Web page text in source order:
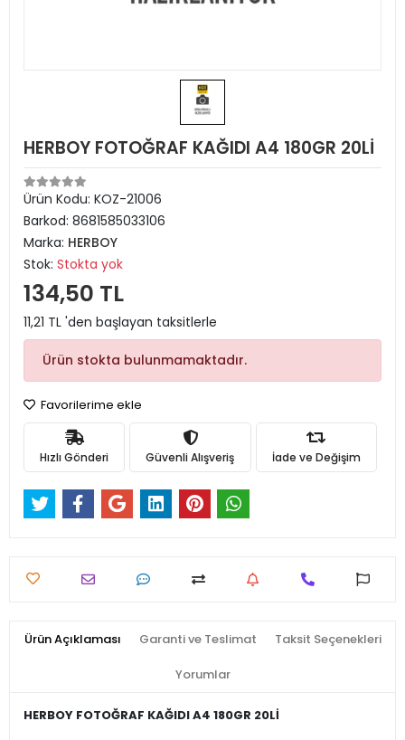
HERBOY FOTOĞRAF KAĞIDI A4 180GR 20Lİ
Ürün Kodu: KOZ-21006
Barkod: 8681585033106
Marka: HERBOY
Stok: Stokta yok
134,50 TL
11,21 TL 'den başlayan taksitlerle
Ürün stokta bulunmamaktadır.
Favorilerime ekle
Hızlı Gönderi Güvenli Alışveriş İade ve Değişim
Ürün Açıklaması Garanti ve Teslimat Taksit Seçenekleri
Yorumlar
HERBOY FOTOĞRAF KAĞIDI A4 180GR 20Lİ